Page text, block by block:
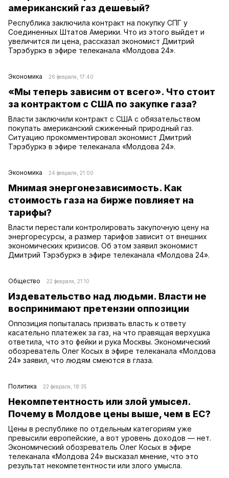
американский газ дешевый?
Республика заключила контракт на покупку СПГ у
Соединенных Штатов Америки. Что из этого выйдет и
увеличится ли цена, рассказал экономист Дмитрий
Тэрэбуркэ в эфире телеканала «Молдова 24».
Экономика 26 февраля, 17:40
«Мы теперь зависим от всего». Что стоит
за контрактом с США по закупке газа?
Власти заключили контракт с США с обязательством
покупать американский сжиженный природный газ.
Ситуацию прокомментировал экономист Дмитрий
Тэрэбуркэ в эфире телеканала «Молдова 24».
Экономика 24 февраля, 21:00
Мнимая энергонезависимость. Как
стоимость газа на бирже повлияет на
тарифы?
Власти перестали контролировать закупочную цену на
энергоресурсы, а размер тарифов зависит от внешних
экономических кризисов. Об этом заявил экономист
Дмитрий Тэрэбуркэ в эфире телеканала «Молдова 24».
Общество 22 февраля, 21:10
Издевательство над людьми. Власти не
воспринимают претензии оппозиции
Оппозиция попыталась призвать власть к ответу
касательно платежек за газ, на что правящая верхушка
ответила, что это фейки и рука Москвы. Экономический
обозреватель Олег Косых в эфире телеканала «Молдова
24» заявил, что людям смеются в глаза.
Политика 22 февраля, 18:35
Некомпетентность или злой умысел.
Почему в Молдове цены выше, чем в ЕС?
Цены в республике по отдельным категориям уже
превысили европейские, а вот уровень доходов — нет.
Экономический обозреватель Олег Косых в эфире
телеканала «Молдова 24» высказал мнение, что это
результат некомпетентности или злого умысла.